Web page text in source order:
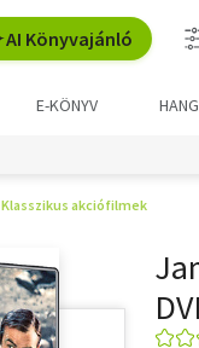
AI Könyvajánló
E-KÖNYV
Klasszikus akciófilmek